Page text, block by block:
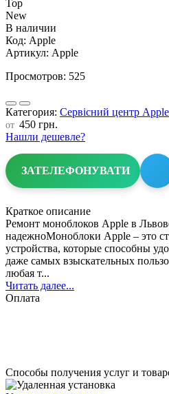
Top
New
В наличии
Код: Apple
Артикул: Apple
Просмотров: 525
Категория: Сервісний центр
от 450 грн.
Нашли дешевле?
ЗАТЕЛЕФОНУВАТИ
Краткое описание
Ремонт моноблоков Apple в
надежноМоноблоки Apple – это
устройства, которые способны
даже самых взыскательных
любая т...
Читать далее...
Оплата
Способы получения услуг и